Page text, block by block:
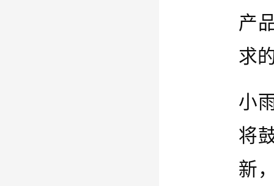
产
求
小
将
新